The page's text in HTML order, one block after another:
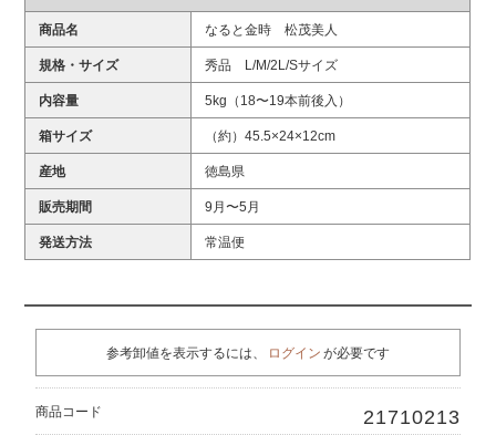
商品名 なると金時 松茂美人
規格・サイズ 秀品 L/M/2L/Sサイズ
内容量 5kg（18〜19本前後入）
箱サイズ （約）45.5×24×12cm
産地 徳島県
販売期間 9月〜5月
発送方法 常温便
参考卸値を表示するには、 ログイン が必要です
商品コード 21710213